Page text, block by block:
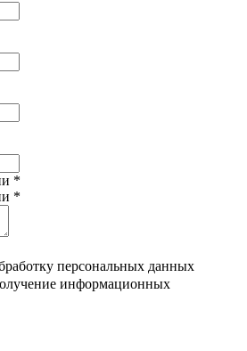
*
*
персональных данных
информационных